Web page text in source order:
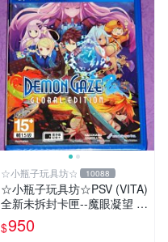
☆小瓶子玩具坊☆ 10088
☆小瓶子玩具坊☆PSV (VITA)
全新未拆封卡匣--魔眼凝望 Gl
obal Edition 黃金版
$950